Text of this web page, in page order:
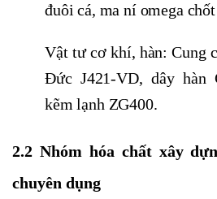
đuôi cá, ma ní omega
Vật tư cơ khí, hàn: Cung
Đức J421-VD, dây hàn
kẽm lạnh ZG400.
2.2 Nhóm hóa chất xây
chuyên dụng